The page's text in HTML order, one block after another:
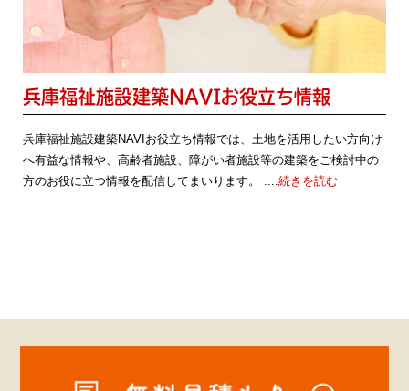
兵庫福祉施設建築NAVIお役立ち情報
兵庫福祉施設建築NAVIお役立ち情報では、土地を活用したい方向け
へ有益な情報や、高齢者施設、障がい者施設等の建築をご検討中の
方のお役に立つ情報を配信してまいります。 .... 続きを読む